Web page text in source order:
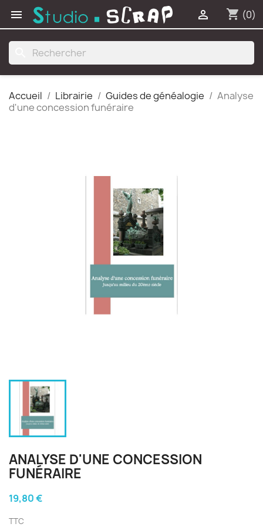
 shopping_cart (0)

Accueil Librairie Guides de généalogie
Analyse
d'une concession funéraire
ANALYSE D'UNE CONCESSION
FUNÉRAIRE
19,80 €
TTC